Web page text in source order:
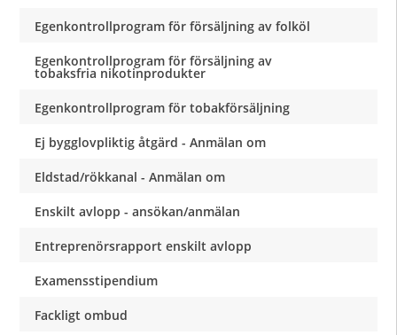
Egenkontrollprogram för försäljning av folköl
Egenkontrollprogram för försäljning av
tobaksfria nikotinprodukter
Egenkontrollprogram för tobakförsäljning
Ej bygglovpliktig åtgärd - Anmälan om
Eldstad/rökkanal - Anmälan om
Enskilt avlopp - ansökan/anmälan
Entreprenörsrapport enskilt avlopp
Examensstipendium
Fackligt ombud